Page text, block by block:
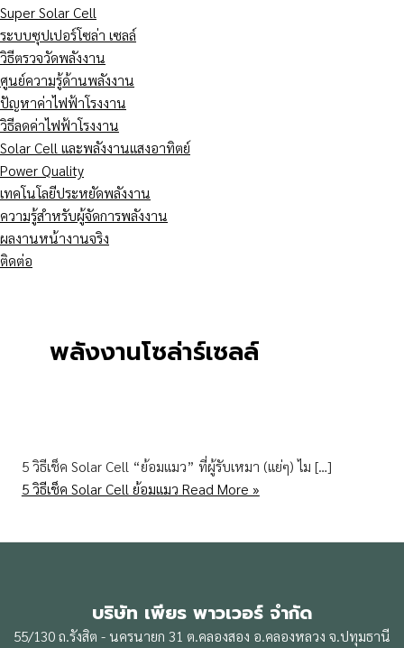
Super Solar Cell
ระบบซุปเปอร์โซล่า เซลล์
วิธีตรวจวัดพลังงาน
ศูนย์ความรู้ด้านพลังงาน
ปัญหาค่าไฟฟ้าโรงงาน
วิธีลดค่าไฟฟ้าโรงงาน
Solar Cell และพลังงานแสงอาทิตย์
Power Quality
เทคโนโลยีประหยัดพลังงาน
ความรู้สำหรับผู้จัดการพลังงาน
ผลงานหน้างานจริง
ติดต่อ
พลังงานโซล่าร์เซลล์
5 วิธีเช็ค Solar Cell “ย้อมแมว” ที่ผู้รับเหมา (แย่ๆ) ไม […]
5 วิธีเช็ค Solar Cell ย้อมแมว Read More »
บริษัท เพียร พาวเวอร์ จำกัด
55/130 ถ.รังสิต - นครนายก 31 ต.คลองสอง อ.คลองหลวง จ.ปทุมธานี